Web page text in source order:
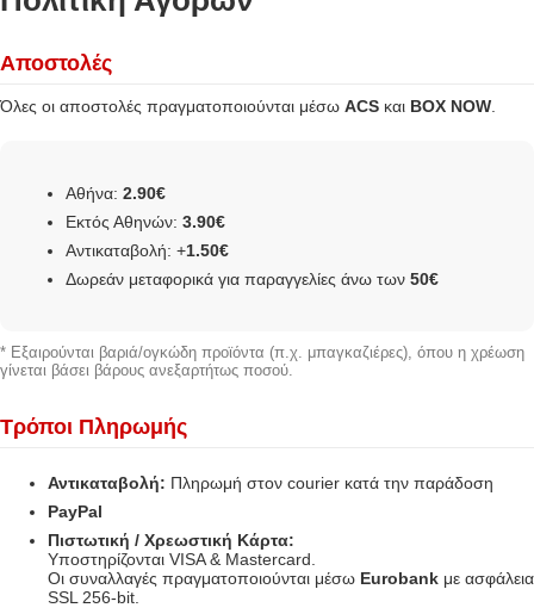
Αποστολές
Όλες οι αποστολές πραγματοποιούνται μέσω ACS και BOX NOW
Αθήνα: 2.90€
Εκτός Αθηνών: 3.90€
Αντικαταβολή: +1.50€
Δωρεάν μεταφορικά για παραγγελίες άνω των 50€
* Εξαιρούνται βαριά/ογκώδη προϊόντα (π.χ. μπαγκαζιέρες), όπου η χρέωση
γίνεται βάσει βάρους ανεξαρτήτως ποσού.
Τρόποι Πληρωμής
Αντικαταβολή: Πληρωμή στον courier κατά την παράδοση
PayPal
Πιστωτική / Χρεωστική Κάρτα:
Υποστηρίζονται VISA & Mastercard.
Οι συναλλαγές πραγματοποιούνται μέσω Eurobank με ασφάλεια
SSL 256-bit.